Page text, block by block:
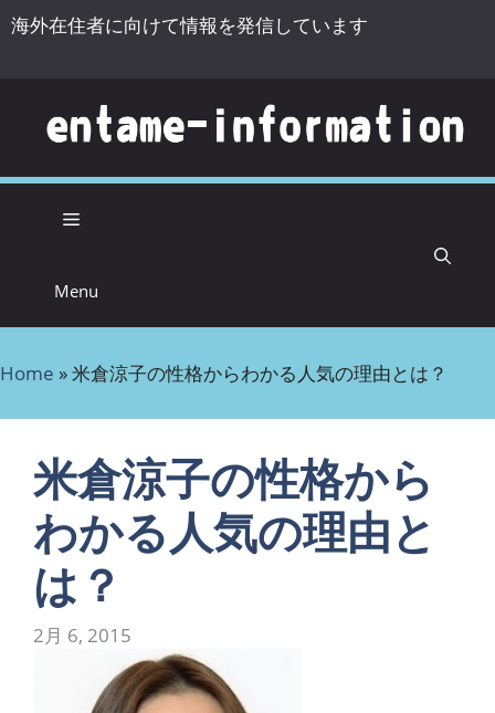
コンテンツへスキップ
海外在住者に向けて情報を発信しています
Menu
Home »米倉涼子の性格からわかる人気の理由とは？
米倉涼子の性格から
わかる人気の理由と
は？
2月 6, 2015